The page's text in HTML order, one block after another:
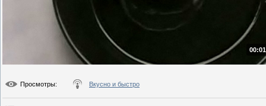
Просмотры: Вкусно и быстро